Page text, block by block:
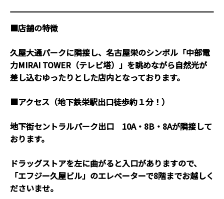
■店舗の特徴
久屋大通パークに隣接し、名古屋栄のシンボル「中部電
力MIRAI TOWER（テレビ塔）」を眺めながら自然光が
差し込むゆったりとした店内となっております。
■アクセス（地下鉄栄駅出口徒歩約１分！）
地下街セントラルパーク出口 10A・8B・8Aが隣接して
おります。
ドラッグストアを左に曲がると入口がありますので、
「エフジー久屋ビル」のエレベーターで8階までお越しく
ださいませ。